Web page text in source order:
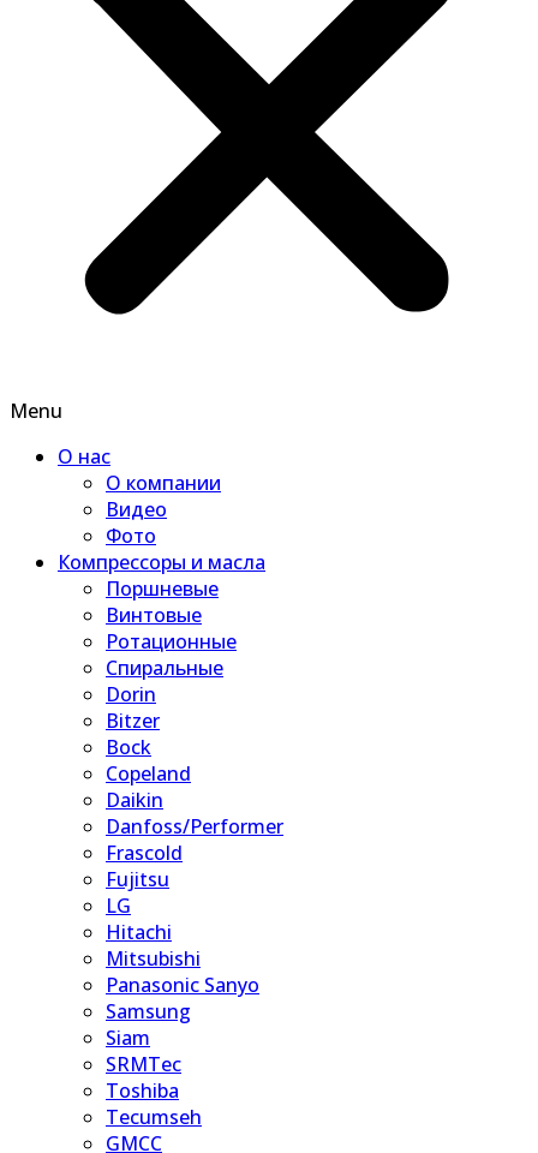
Menu
О нас
О компании
Видео
Фото
Компрессоры и масла
Поршневые
Винтовые
Ротационные
Спиральные
Dorin
Bitzer
Bock
Copeland
Daikin
Danfoss/Performer
Frascold
Fujitsu
LG
Hitachi
Mitsubishi
Panasonic Sanyo
Samsung
Siam
SRMTec
Toshiba
Tecumseh
GMCC